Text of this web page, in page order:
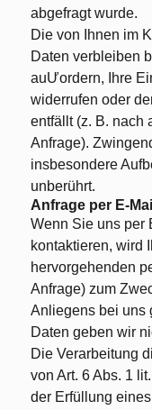
abgefragt wurde.
Die von Ihnen im
Daten verbleiben
auƯordern, Ihre
widerrufen oder
entfällt (z. B. nach
Anfrage).
insbesondere
unberührt.
Anfrage per E-
Wenn Sie uns per
kontaktieren, wird
hervorgehenden
Anfrage) zum
Anliegens bei uns
Daten geben wir
Die Verarbeitung
von Art. 6 Abs. 1
der Erfüllung